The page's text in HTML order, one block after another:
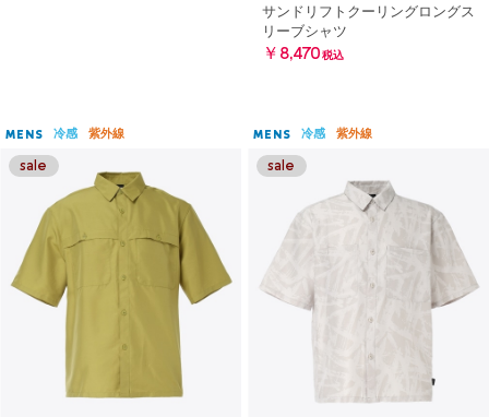
サンドリフトクーリングロングス
リーブシャツ
￥8,470 税込
MENS 冷感 紫外線 MENS 冷感 紫外線